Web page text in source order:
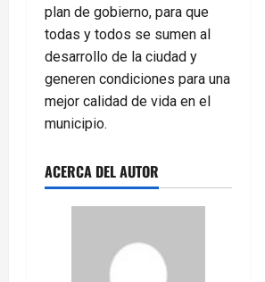
plan de gobierno, para que
todas y todos se sumen al
desarrollo de la ciudad y
generen condiciones para una
mejor calidad de vida en el
municipio.
ACERCA DEL AUTOR